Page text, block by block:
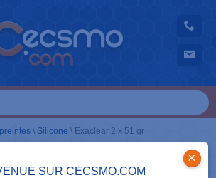
SUR CECSMO.COM
×
\ Silicone \ Exaclear 2 x 51 gr